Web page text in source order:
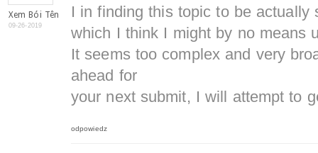
Xem Bói Tên
09-26-2019
I in finding this topic to be actually
which I think I might by no means
It seems too complex and very
ahead for
your next submit, I will attempt to
odpowiedz